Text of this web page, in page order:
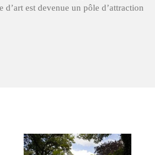
d’art est devenue un pôle d’attraction